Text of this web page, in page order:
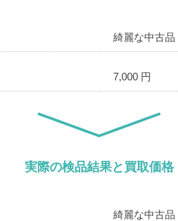
綺麗な中古品
7,000 円
実際の検品結果と買取価格
綺麗な中古品